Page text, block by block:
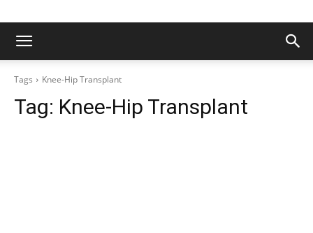
Tags Knee-Hip Transplant
Tag: Knee-Hip Transplant